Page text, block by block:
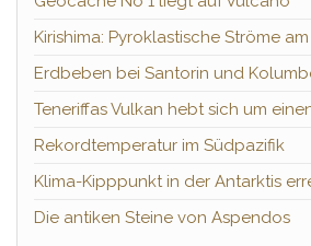
Kirishima: Pyroklastische Ströme
Erdbeben bei Santorin und
Teneriffas Vulkan hebt sich um
Rekordtemperatur im Südpazifik
Klima-Kipppunkt in der Antarktis
Die antiken Steine von Aspendos